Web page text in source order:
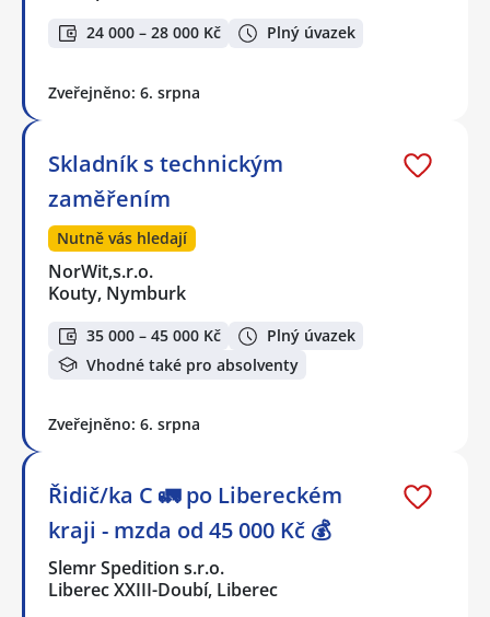
24 000 – 28 000 Kč Plný úvazek
Zveřejněno: 6. srpna
Skladník s technickým
zaměřením
Nutně vás hledají
NorWit,s.r.o.
Kouty, Nymburk
35 000 – 45 000 Kč
Plný úvazek
Vhodné také pro absolventy
Zveřejněno: 6. srpna
Řidič/ka C 🚛 po Libereckém
kraji - mzda od 45 000 Kč 💰
Slemr Spedition s.r.o.
Liberec XXIII-Doubí, Liberec